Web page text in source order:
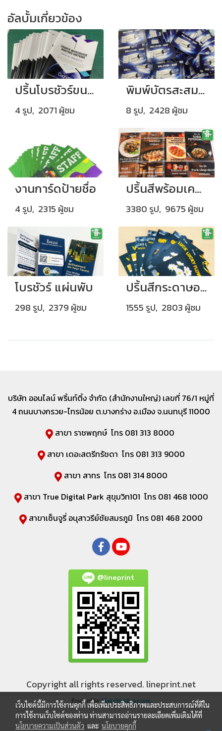
อัลบั้มเกี่ยวข้อง
ปริ้นโบรชัวร์ขนาด A3 พับครึ่ง 1ทบ
4 รูป, 2071 ผู้ชม
พิมพ์บัตรสะสมแต้มสี่สีหน้าหลัง จำนวน 500 ใบ
8 รูป, 2428 ผู้ชม
งานการ์ดป้ายชื่อ
4 รูป, 2315 ผู้ชม
ปริ้นสีพร้อมเคลือบพลาสติกกันน้ำ
3380 รูป, 9675 ผู้ชม
โบรชัวร์ แผ่นพับ
298 รูป, 2379 ผู้ชม
ปริ้นสีกระดาษอาร์ตมัน อาร์ตการ์ด
1555 รูป, 2803 ผู้ชม
บริษัท ออนไลน์ พริ้นท์ติ้ง จำกัด (สำนักงานใหญ่) เลขที่ 76/1 หมู่ที่
4 ถนนบางกรวย-ไทรน้อย ต.บางกร่าง อ.เมือง จ.นนทบุรี 11000
สาขา ราชพฤกษ์ โทร 081 313 8000
สาขา เดอะสตรีทรัชดา โทร 081 313 9000
สาขา สาทร โทร 081 314 8000
สาขา True Digital Park สุขุมวิท101 โทร 081 468 1000
สาขาเซ็นจูรี่ อนุสาวรีย์ชัยสมรภูมิ โทร 081 468 2000
@lineprint
Copyright all rights reserved. lineprint.net
Powered by MakeWebEasy.com
เว็บไซต์นี้มีการใช้งานคุกกี้ เพื่อเพิ่มประสิทธิภาพและประสบการณ์ที่ดีใน
การใช้งานเว็บไซต์ของท่าน ท่านสามารถอ่านรายละเอียดเพิ่มเติมได้ที่
นโยบายความเป็นส่วนตัว และ นโยบายคุกกี้